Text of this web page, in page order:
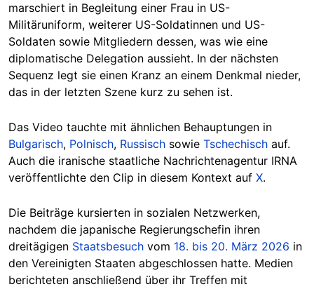
marschiert in Begleitung einer Frau in US-
Militäruniform, weiterer US-Soldatinnen und US-
Soldaten sowie Mitgliedern dessen, was wie eine
diplomatische Delegation aussieht. In der nächsten
Sequenz legt sie einen Kranz an einem Denkmal nieder,
das in der letzten Szene kurz zu sehen ist.
Das Video tauchte mit ähnlichen Behauptungen in
Bulgarisch, Polnisch, Russisch sowie Tschechisch auf.
Auch die iranische staatliche Nachrichtenagentur IRNA
veröffentlichte den Clip in diesem Kontext auf X.
Die Beiträge kursierten in sozialen Netzwerken,
nachdem die japanische Regierungschefin ihren
dreitägigen Staatsbesuch vom 18. bis 20. März 2026 in
den Vereinigten Staaten abgeschlossen hatte. Medien
berichteten anschließend über ihr Treffen mit